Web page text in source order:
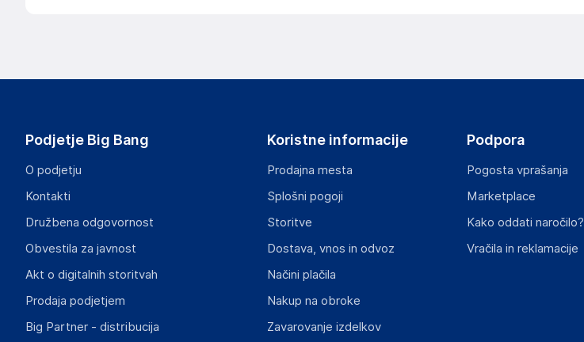
Podjetje Big Bang
O podjetju
Kontakti
Družbena odgovornost
Obvestila za javnost
Akt o digitalnih storitvah
Prodaja podjetjem
Big Partner - distribucija
Koristne informacije
Prodajna mesta
Splošni pogoji
Storitve
Dostava, vnos in odvoz
Načini plačila
Nakup na obroke
Zavarovanje izdelkov
Podpora
Pogosta vprašanja
Marketplace
Kako oddati naročilo?
Vračila in reklamacije